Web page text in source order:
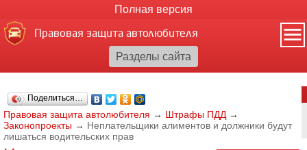
Полная версия
Правовая защита автолюбителя
Поделиться…
Правовая защита автолюбителя → Штрафы ПДД →
Законопроекты → Неплательщики алиментов и должники будут
лишаться водительских прав